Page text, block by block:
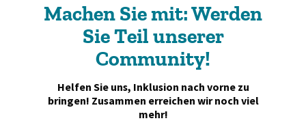
Machen Sie mit: Werden
Sie Teil unserer
Community!
Helfen Sie uns, Inklusion nach vorne zu
bringen! Zusammen erreichen wir noch viel
mehr!